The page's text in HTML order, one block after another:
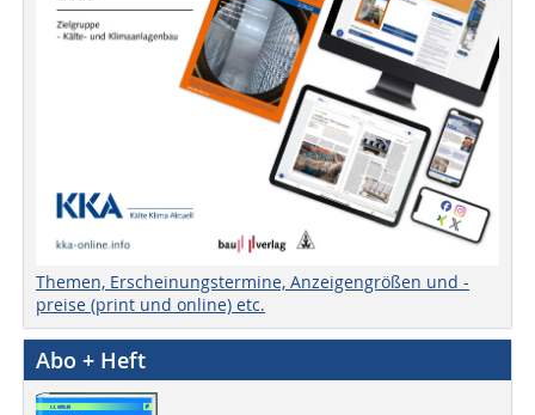
Themen, Erscheinungstermine, Anzeigengrößen und -
preise (print und online) etc.
Abo + Heft